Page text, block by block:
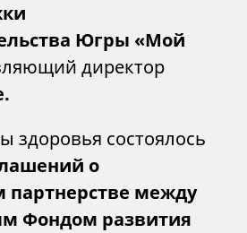
Югры «Мой
директор
здоровья состоялось
о
партнерстве между
Фондом развития